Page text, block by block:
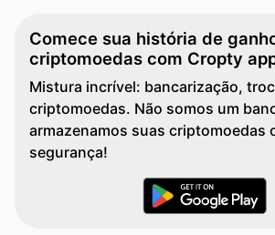
Comece sua história de
criptomoedas com Cropty
Mistura incrível: bancarização,
criptomoedas. Não somos um
armazenamos suas criptomoedas
segurança!